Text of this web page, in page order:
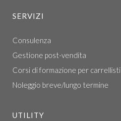
SERVIZI
Consulenza
Gestione post-vendita
Corsi di formazione per carrellisti
Noleggio breve/lungo termine
UTILITY